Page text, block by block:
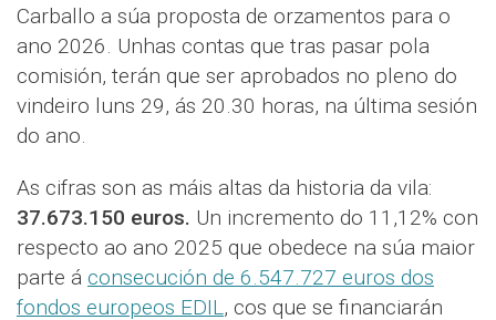
Carballo a súa proposta de orzamentos para o
ano 2026. Unhas contas que tras pasar pola
comisión, terán que ser aprobados no pleno do
vindeiro luns 29, ás 20.30 horas, na última sesión
do ano.
As cifras son as máis altas da historia da vila:
37.673.150 euros. Un incremento do 11,12% con
respecto ao ano 2025 que obedece na súa maior
parte á consecución de 6.547.727 euros dos
fondos europeos EDIL, cos que se financiarán